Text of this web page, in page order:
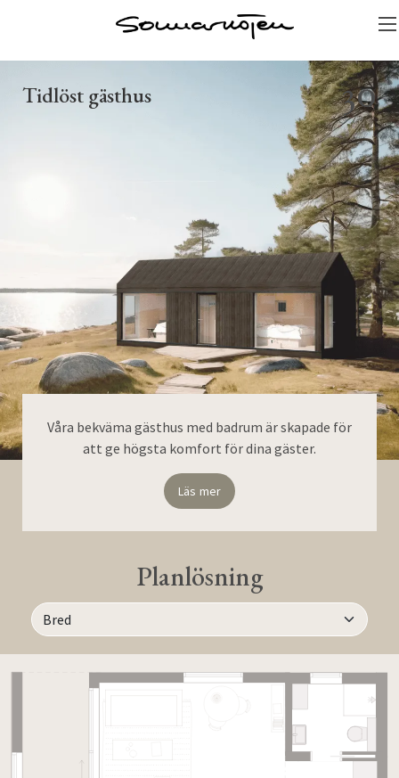
Våra bekväma gästhus med badrum är skapade för
att ge högsta komfort för dina gäster.
Läs mer
Tidlöst gästhus 30
Planlösning